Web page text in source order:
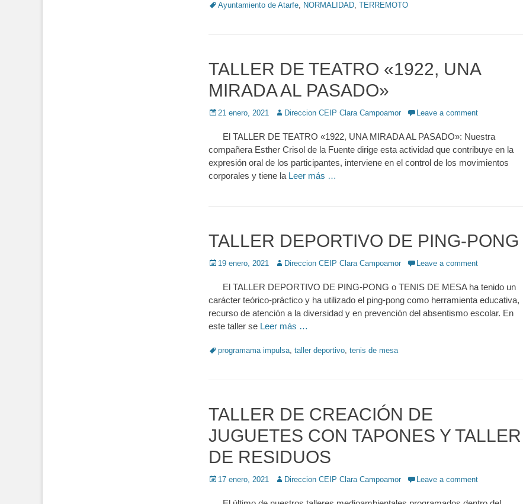
TagsAyuntamiento de Atarfe, NORMALIDAD, TERREMOTO
TALLER DE TEATRO «1922, UNA
MIRADA AL PASADO»
Posted
21 enero, 2021 Author
Direccion CEIP Clara Campoamor Leave a comment
El TALLER DE TEATRO «1922, UNA MIRADA AL PASADO»: Nuestra
compañera Esther Crisol de la Fuente dirige esta actividad que contribuye en la
expresión oral de los participantes, interviene en el control de los movimientos
corporales y tiene la Leer más …
TALLER DEPORTIVO DE PING-PONG
Posted
19 enero, 2021 Author
Direccion CEIP Clara Campoamor Leave a comment
El TALLER DEPORTIVO DE PING-PONG o TENIS DE MESA ha tenido un
carácter teórico-práctico y ha utilizado el ping-pong como herramienta educativa,
recurso de atención a la diversidad y en prevención del absentismo escolar. En
este taller se Leer más …
Tagsprogramama impulsa, taller deportivo, tenis de mesa
TALLER DE CREACIÓN DE
JUGUETES CON TAPONES Y TALLER
DE RESIDUOS
Posted
17 enero, 2021 Author
Direccion CEIP Clara Campoamor Leave a comment